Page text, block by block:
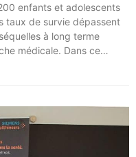
enfants et adolescents
taux de survie dépassent
à long terme
médicale. Dans ce